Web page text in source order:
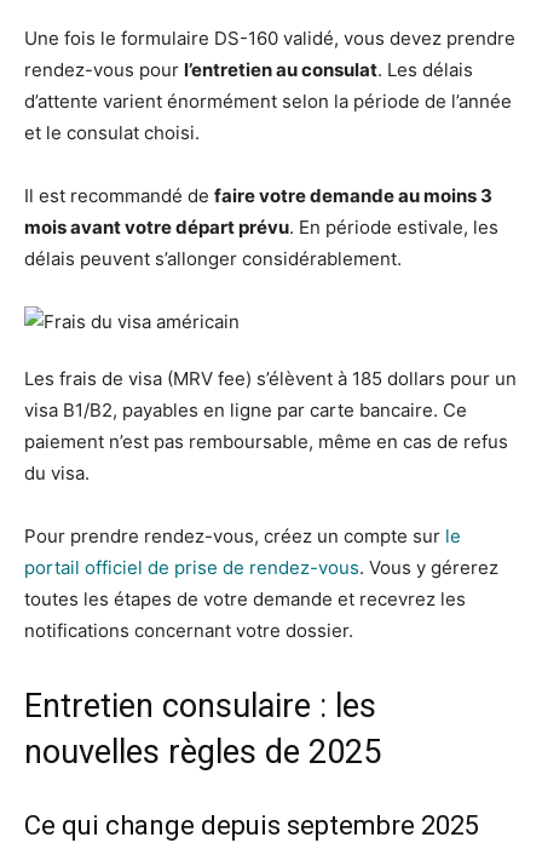
Une fois le formulaire DS-160 validé, vous devez prendre
rendez-vous pour l’entretien au consulat. Les délais
d’attente varient énormément selon la période de l’année
et le consulat choisi.
Il est recommandé de faire votre demande au moins 3
mois avant votre départ prévu. En période estivale, les
délais peuvent s’allonger considérablement.
Les frais de visa (MRV fee) s’élèvent à 185 dollars pour un
visa B1/B2, payables en ligne par carte bancaire. Ce
paiement n’est pas remboursable, même en cas de refus
du visa.
Pour prendre rendez-vous, créez un compte sur le
portail officiel de prise de rendez-vous. Vous y gérerez
toutes les étapes de votre demande et recevrez les
notifications concernant votre dossier.
Entretien consulaire : les
nouvelles règles de 2025
Ce qui change depuis septembre 2025